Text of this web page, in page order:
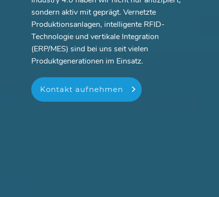
sondern aktiv mit geprägt. Vernetzte
Produktionsanlagen, intelligente RFID-
Technologie und vertikale Integration
(ERP/MES) sind bei uns seit vielen
Produktgenerationen im Einsatz.
Kontakt aufnehmen